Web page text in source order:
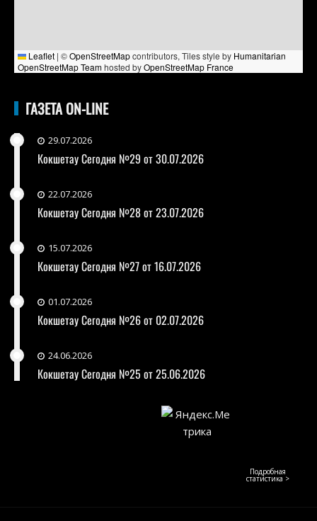
Leaflet | ©OpenStreetMapcontributors, Tiles style by Humanitarian
OpenStreetMap Teamhosted byOpenStreetMap France
ГАЗЕТА ON-LINE
29.07.2026
Кокшетау Сегодня №29 от 30.07.2026
22.07.2026
Кокшетау Сегодня №28 от 23.07.2026
15.07.2026
Кокшетау Сегодня №27 от 16.07.2026
01.07.2026
Кокшетау Сегодня №26 от 02.07.2026
24.06.2026
Кокшетау Сегодня №25 от 25.06.2026
Подробная
статистика >